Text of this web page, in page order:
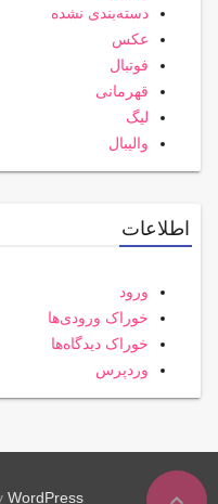
دسته‌بندی نشده
عکس
فوتبال
قهرمانی
لیگ
والیبال
اطلاعات
ورود
خوراک ورودی‌ها
خوراک دیدگاه‌ها
وردپرس
WordPress